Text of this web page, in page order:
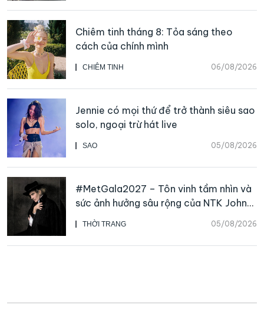
CHIÊM TINH 06/08/2026
Chiêm tinh tháng 8: Tỏa sáng theo
cách của chính mình
SAO 05/08/2026
Jennie có mọi thứ để trở thành siêu sao
solo, ngoại trừ hát live
THỜI TRANG 05/08/2026
#MetGala2027 – Tôn vinh tầm nhìn và
sức ảnh hưởng sâu rộng của NTK John
Galliano